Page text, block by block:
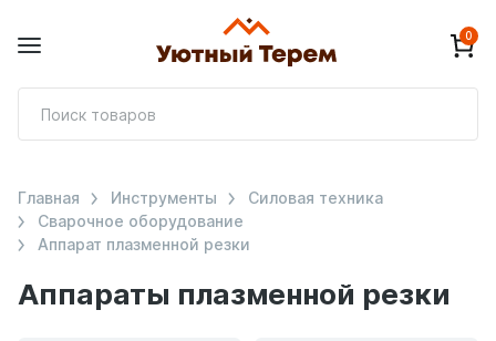
0
Аппараты плазменной резки
Главная Инструменты
Силовая техника
Сварочное оборудование
Аппарат плазменной резки